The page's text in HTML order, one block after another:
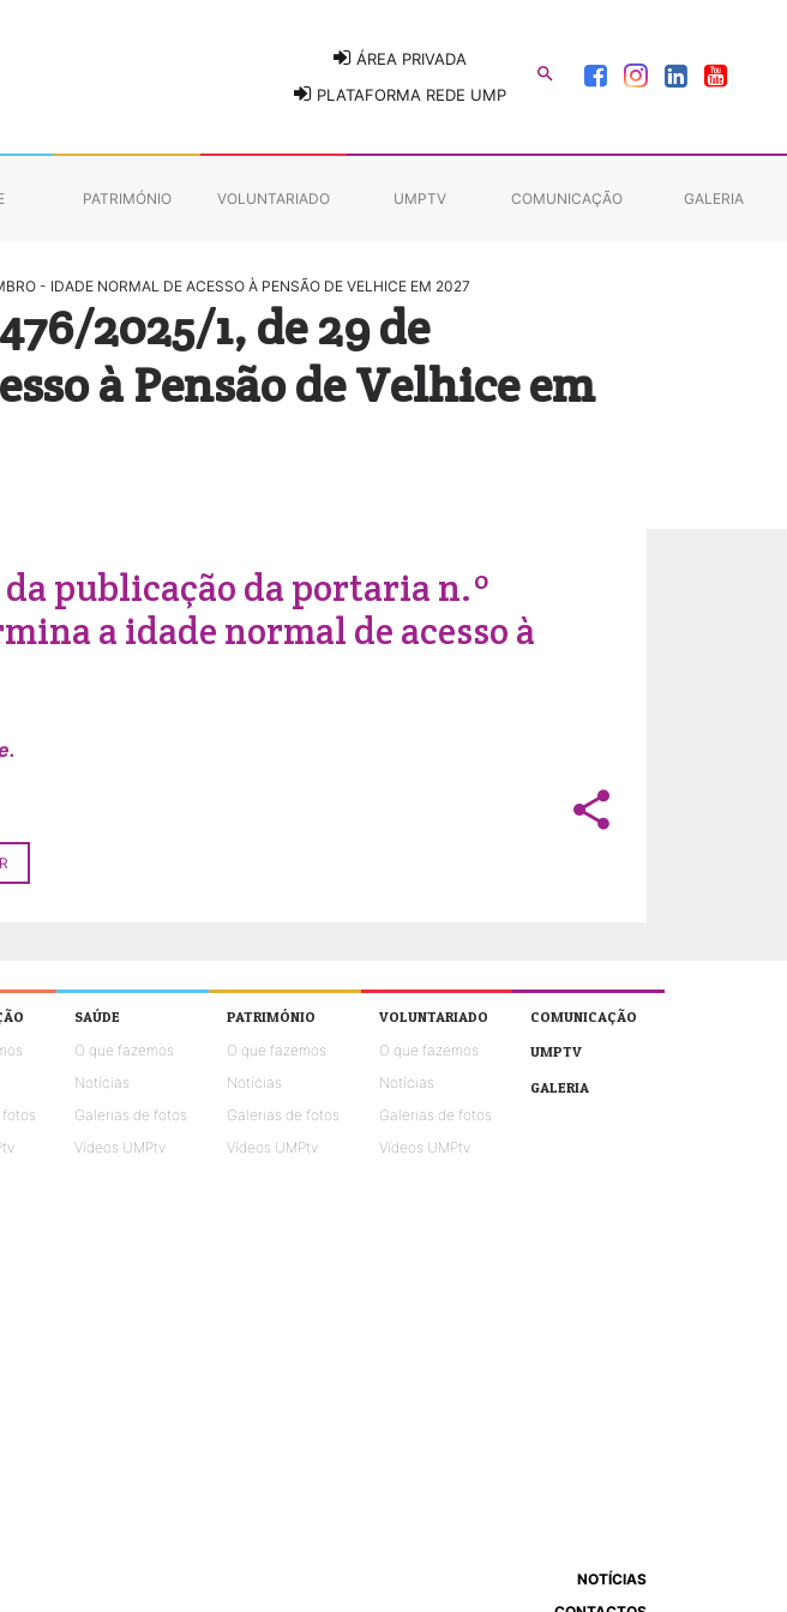
ÁREA PRIVADA
PLATAFORMA REDE UMP

PATRIMÓNIO VOLUNTARIADO UMPTV COMUNICAÇÃO GALERIA
- IDADE NORMAL DE ACESSO À PENSÃO DE VELHICE EM 2027
2025/1, de 29 de
à Pensão de Velhice em
publicação da portaria n.º
a idade normal de acesso à
share
SAÚDE
O que fazemos
Notícias
Galerias de fotos
Vídeos UMPtv
PATRIMÓNIO
O que fazemos
Notícias
Galerias de fotos
Vídeos UMPtv
VOLUNTARIADO
O que fazemos
Notícias
Galerias de fotos
Vídeos UMPtv
COMUNICAÇÃO
UMPTV
GALERIA
NOTÍCIAS